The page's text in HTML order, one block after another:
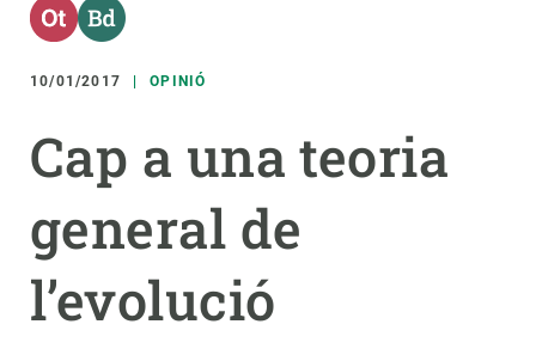
d'ariadna
10/01/2017 OPINIÓ
Cap a una teoria
general de
l’evolució
responsive
Responsive
menu
RECERCA
CIÈNCIA EN ACCIÓ
UNEIX-TE A NOSALTRES